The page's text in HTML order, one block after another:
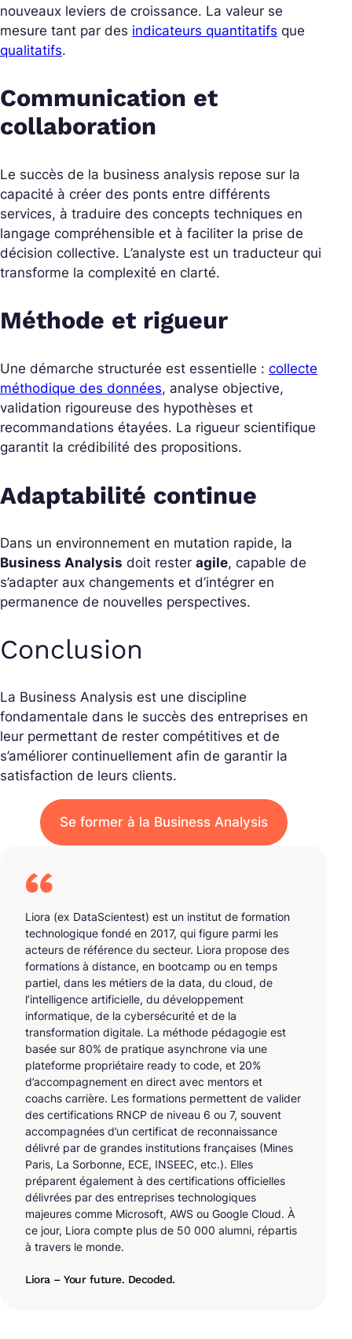
nouveaux leviers de croissance. La valeur se
mesure tant par des indicateurs quantitatifs que
qualitatifs.
Communication et
collaboration
Le succès de la business analysis repose sur la
capacité à créer des ponts entre différents
services, à traduire des concepts techniques en
langage compréhensible et à faciliter la prise de
décision collective. L’analyste est un traducteur qui
transforme la complexité en clarté.
Méthode et rigueur
Une démarche structurée est essentielle : collecte
méthodique des données, analyse objective,
validation rigoureuse des hypothèses et
recommandations étayées. La rigueur scientifique
garantit la crédibilité des propositions.
Adaptabilité continue
Dans un environnement en mutation rapide, la
Business Analysis doit rester agile, capable de
s’adapter aux changements et d’intégrer en
permanence de nouvelles perspectives.
Conclusion
La Business Analysis est une discipline
fondamentale dans le succès des entreprises en
leur permettant de rester compétitives et de
s’améliorer continuellement afin de garantir la
satisfaction de leurs clients.
Se former à la Business Analysis
Liora (ex DataScientest) est un institut de formation
technologique fondé en 2017, qui figure parmi les
acteurs de référence du secteur. Liora propose des
formations à distance, en bootcamp ou en temps
partiel, dans les métiers de la data, du cloud, de
l’intelligence artificielle, du développement
informatique, de la cybersécurité et de la
transformation digitale. La méthode pédagogie est
basée sur 80% de pratique asynchrone via une
plateforme propriétaire ready to code, et 20%
d’accompagnement en direct avec mentors et
coachs carrière. Les formations permettent de valider
des certifications RNCP de niveau 6 ou 7, souvent
accompagnées d’un certificat de reconnaissance
délivré par de grandes institutions françaises (Mines
Paris, La Sorbonne, ECE, INSEEC, etc.). Elles
préparent également à des certifications officielles
délivrées par des entreprises technologiques
majeures comme Microsoft, AWS ou Google Cloud. À
ce jour, Liora compte plus de 50 000 alumni, répartis
à travers le monde.
Liora – Your future. Decoded.